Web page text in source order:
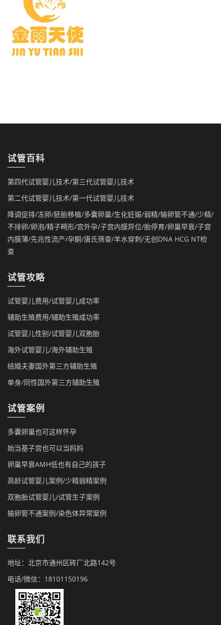
试管百科
第四代试管婴儿技术/第三代试管婴儿技术
第二代试管婴儿技术/第一代试管婴儿技术
降调促排/冻卵/胚胎移植/多囊卵巢/生化妊娠/弱精/输卵管不通/少精/
不排卵/卵泡/精子畸形/宫外孕/子宫内膜异位/胎停育/卵巢早衰/子宫
内膜薄/先兆性流产/孕酮/唐氏筛查/羊水穿刺/无创DNA HCG NT检
查
试管攻略
试管婴儿费用/试管婴儿成功率
辅助生殖费用/辅助生殖成功率
试管婴儿性别/试管婴儿双胞胎
海外试管婴儿/海外辅助生殖
结婚夫妻国外第三方辅助生殖
单身/同性国外第三方辅助生殖
试管案例
多囊卵巢也可这样怀孕
始当基子宫也可以当妈妈
卵巢早衰AMH低也有自己的孩子
高龄试管婴儿案例/少精弱精案例
双胞胎试管婴儿/试管生子案例
输卵管不通案例/染色体异常案例
联系我们
地址：北京市通州区砖厂北路142号
电话/微信：18101150196